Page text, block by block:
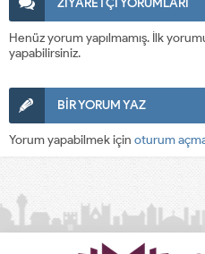
ZİYARETÇİ YORUMLARI
Henüz yorum yapılmamış. İlk
yapabilirsiniz.
BİR YORUM YAZ
Yorum yapabilmek için oturum